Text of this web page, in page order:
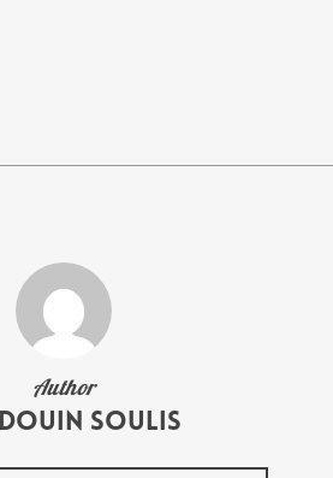
Author
Soulis